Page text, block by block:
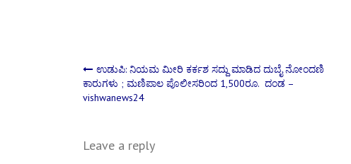
Post
navigation
ಉಡುಪಿ: ನಿಯಮ ಮೀರಿ ಕರ್ಕಶ ಸದ್ದು ಮಾಡಿದ ದುಬೈ ನೋಂದಣಿ
ಕಾರುಗಳು ; ಮಣಿಪಾಲ ಪೊಲೀಸರಿಂದ 1,500ರೂ. ದಂಡ –
vishwanews24
Leave a reply